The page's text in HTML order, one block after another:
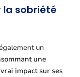
la sobriété
un
une
impact sur ses